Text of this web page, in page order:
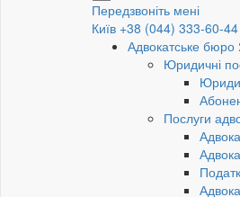
Передзвоніть мені
Київ +38 (044) 333-60-44
Адвокатське бюро
Юридичні
Послуги